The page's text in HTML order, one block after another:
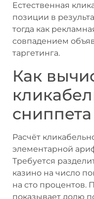
Естественная
позиции в
тогда как
совпадением
таргетинга.
Как
сниппета
Расчёт
элементарной
Требуется
казино на число
на сто процентов.
показывает долю